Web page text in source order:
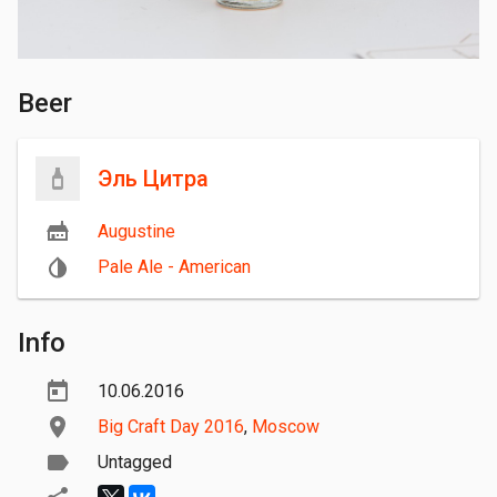
Beer
Эль Цитра
Augustine
Pale Ale - American
Info
10.06.2016
Big Craft Day 2016, Moscow
Untagged